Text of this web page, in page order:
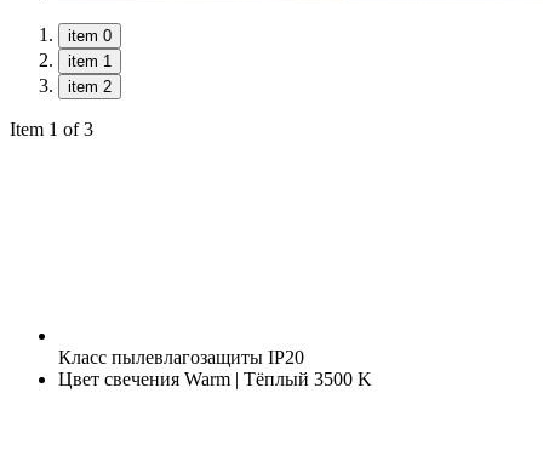
item 0
item 1
item 2
Item 1 of 3
Класс пылевлагозащиты IP20
Цвет свечения Warm | Тёплый 3500 K